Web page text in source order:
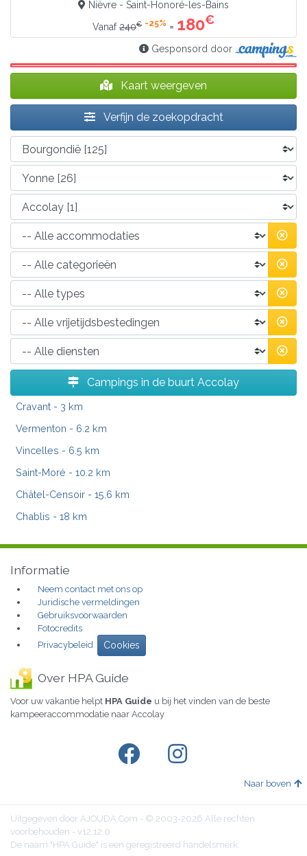
Nièvre - Saint-Honoré-les-Bains
Vanaf240€ -25% = 180€
Gesponsord door
Kaart weergeven
Verfijn de zoekopdracht
Campings in de buurt Accolay
Cravant - 3 km
Vermenton - 6.2 km
Vincelles - 6.5 km
Saint-Moré - 10.2 km
Châtel-Censoir - 15.6 km
Chablis - 18 km
Informatie
Neem contact met ons op
Juridische vermeldingen
Gebruiksvoorwaarden
Fotocredits
Privacybeleid
Cookies
Over HPA Guide
Voor uw vakantie helpt HPA Guide u bij het vinden van de beste
kampeeraccommodatie naar Accolay
Naar boven
Uitgegeven door AJOUDA.Com - © 2003-2026 Alle rechten
voorbehouden - v12.12.0
De naam "HPA Guide" is een geregistreerd handelsmerk.